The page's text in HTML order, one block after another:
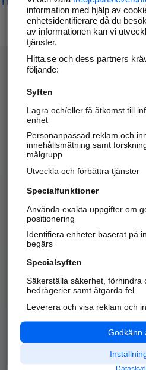
Hitta.se - Gratis
Sök företag, personer och
Hitta telefonnummer,
Kom
Alla kategorier
API & Kartor
information med hjälp av
enhetsidentifierare då du
av informationen kan vi
tjänster.
Hitta.se och dess partners
följande:
Syften
Lagra och/eller få åtkomst till
enhet
Personanpassad reklam och
innehållsmätning samt
målgrupp
Utveckla och förbättra tjänster
Specialfunktioner
Använda exakta uppgifter om
positionering
Identifiera enheter baserat på
begärs
Specialsyften
Säkerställa säkerhet, förhindra
bedrägerier samt åtgärda fel
Leverera och visa reklam och
Godkänn